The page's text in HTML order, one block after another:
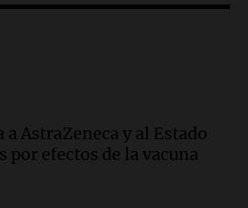
Suquía y retiraron hasta
de la servilleta que
para el primer
con Barcelona
AstraZeneca y al Estado
por efectos de la vacuna